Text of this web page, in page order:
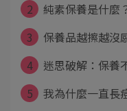
2
純素保養是什麼
3
保養品越擦越沒
4
迷思破解：保養
5
我為什麼一直長